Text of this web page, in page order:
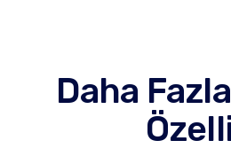
Daha